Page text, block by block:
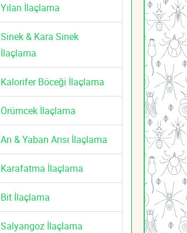
Yılan İlaçlama
Sinek & Kara Sinek
İlaçlama
Kalorifer Böceği İlaçlama
Örümcek İlaçlama
Arı & Yaban Arısı İlaçlama
Karafatma İlaçlama
Bit İlaçlama
Salyangoz İlaçlama